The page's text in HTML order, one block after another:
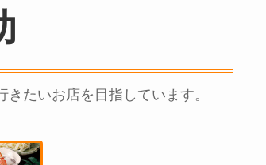
たいお店を目指しています。